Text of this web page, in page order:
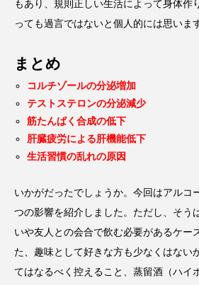
もあり、規則正しい生活によって身体作
っても過言ではないと個人的には思いま
まとめ
コルチゾールの分泌増加
テストステロンの分泌減少
筋たんぱく合成の低下
肝臓疲労による肝機能低下
生活習慣の乱れの原因
いかがだったでしょうか。今回はアルコ
つの影響を紹介しました。ただし、そう
いや友人との会合で飲む必要があるケー
た、趣味として好きな方も少なくはない
てはなるべく控えること、蒸留酒（ハイ